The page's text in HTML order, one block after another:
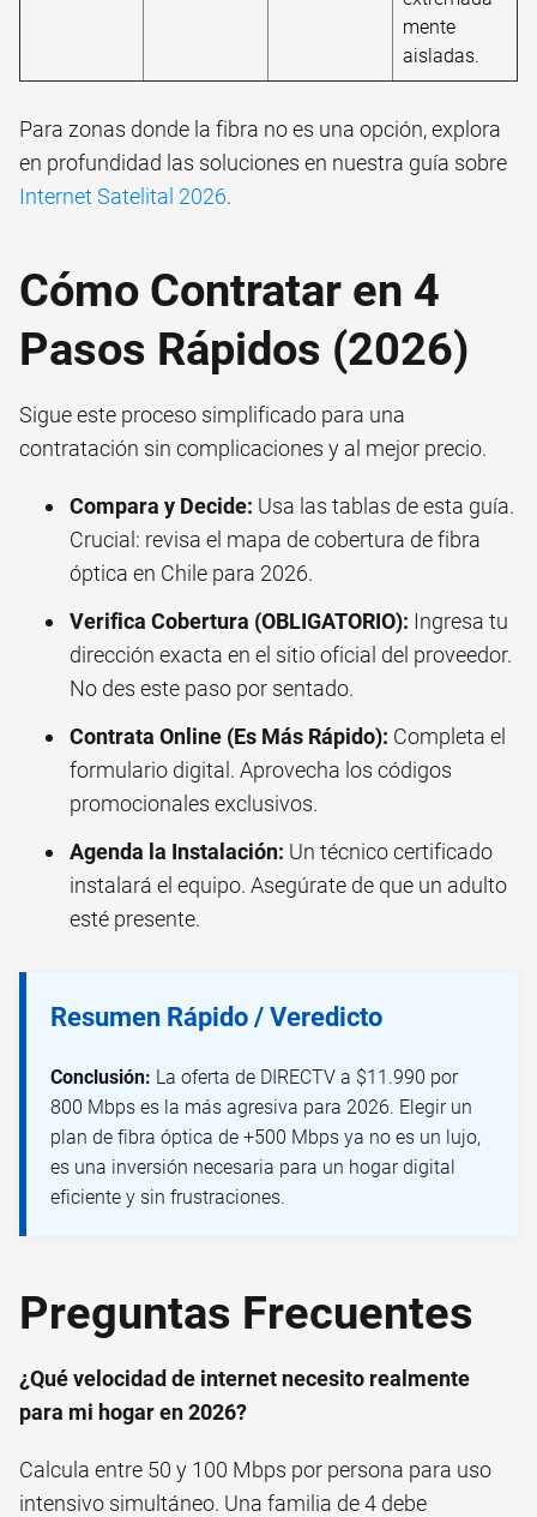
mente
aisladas.
Para zonas donde la fibra no es una opción, explora
en profundidad las soluciones en nuestra guía sobre
Internet Satelital 2026.
Cómo Contratar en 4
Pasos Rápidos (2026)
Sigue este proceso simplificado para una
contratación sin complicaciones y al mejor precio.
Compara y Decide: Usa las tablas de esta guía.
Crucial: revisa el mapa de cobertura de fibra
óptica en Chile para 2026.
Verifica Cobertura (OBLIGATORIO): Ingresa tu
dirección exacta en el sitio oficial del proveedor.
No des este paso por sentado.
Contrata Online (Es Más Rápido): Completa el
formulario digital. Aprovecha los códigos
promocionales exclusivos.
Agenda la Instalación: Un técnico certificado
instalará el equipo. Asegúrate de que un adulto
esté presente.
Resumen Rápido / Veredicto
Conclusión: La oferta de DIRECTV a $11.990 por
800 Mbps es la más agresiva para 2026. Elegir un
plan de fibra óptica de +500 Mbps ya no es un lujo,
es una inversión necesaria para un hogar digital
eficiente y sin frustraciones.
Preguntas Frecuentes
¿Qué velocidad de internet necesito realmente
para mi hogar en 2026?
Calcula entre 50 y 100 Mbps por persona para uso
intensivo simultáneo. Una familia de 4 debe